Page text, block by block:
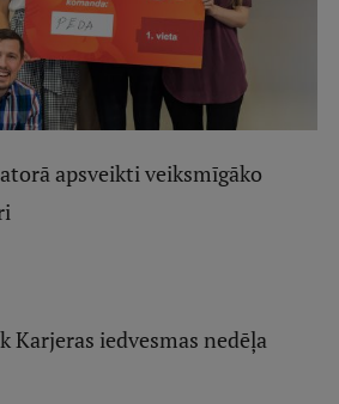
apsveikti veiksmīgāko
Karjeras iedvesmas nedēļa